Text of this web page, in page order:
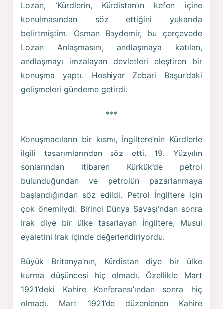
Lozan, ‘Kürdlerin, Kürdistan’ın kefen içine
konulmasından söz ettiğini yukarıda
belirtmiştim. Osman Baydemir, bu çerçevede
Lozan Anlaşmasını, andlaşmaya katılan,
andlaşmayı imzalayan devletleri eleştiren bir
konuşma yaptı. Hoshiyar Zebari Başur’daki
gelişmeleri gündeme getirdi.
***
Konuşmacıların bir kısmı, İngiltere’nin Kürdlerle
ilgili tasarımlarından söz etti. 19. Yüzyılın
sonlarından itibaren Kürkük’de petrol
bulunduğundan ve petrolün pazarlanmaya
başlandığından söz edildi. Petrol İngiltere için
çok önemliydi. Birinci Dünya Savaşı’ndan sonra
Irak diye bir ülke tasarlayan İngiltere, Musul
eyaletini Irak içinde değerlendiriyordu.
Büyük Britanya’nın, Kürdistan diye bir ülke
kurma düşüncesi hiç olmadı. Özellikle Mart
1921’deki Kahire Konferansı’ından sonra hiç
olmadı. Mart 1921’de düzenlenen Kahire